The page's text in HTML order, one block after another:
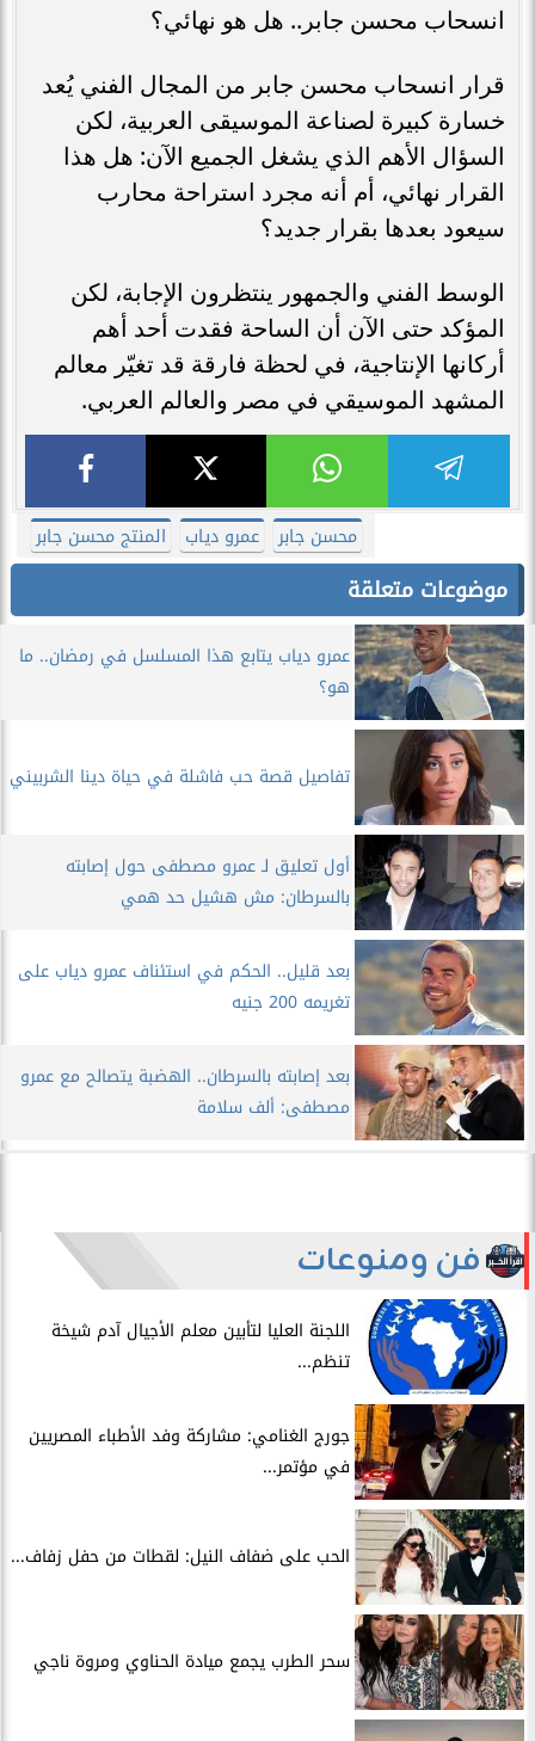
انسحاب محسن جابر.. هل هو نهائي؟
قرار انسحاب محسن جابر من المجال الفني يُعد
خسارة كبيرة لصناعة الموسيقى العربية، لكن
السؤال الأهم الذي يشغل الجميع الآن: هل هذا
القرار نهائي، أم أنه مجرد استراحة محارب
سيعود بعدها بقرار جديد؟
الوسط الفني والجمهور ينتظرون الإجابة، لكن
المؤكد حتى الآن أن الساحة فقدت أحد أهم
أركانها الإنتاجية، في لحظة فارقة قد تغيّر معالم
المشهد الموسيقي في مصر والعالم العربي.
محسن جابر عمرو دياب المنتج محسن جابر
موضوعات متعلقة
عمرو دياب يتابع هذا المسلسل في رمضان.. ما
هو؟
تفاصيل قصة حب فاشلة في حياة دينا الشربيني
أول تعليق لـ عمرو مصطفى حول إصابته
بالسرطان: مش هشيل حد همي
بعد قليل.. الحكم في استئناف عمرو دياب على
تغريمه 200 جنيه
بعد إصابته بالسرطان.. الهضبة يتصالح مع عمرو
مصطفى: ألف سلامة
فن ومنوعات
اللجنة العليا لتأبين معلم الأجيال آدم شيخة
تنظم...
جورج الغنامي: مشاركة وفد الأطباء المصريين
في مؤتمر...
الحب على ضفاف النيل: لقطات من حفل زفاف...
سحر الطرب يجمع ميادة الحناوي ومروة ناجي